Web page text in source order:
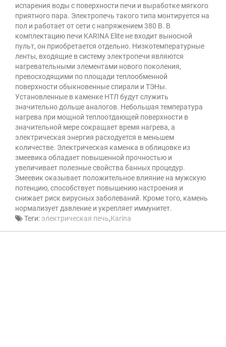
испарения воды с поверхности печи и выработке мягкого
приятного пара. Электропечь такого типа монтируется на
пол и работает от сети с напряжением 380 В. В
комплектацию печи KARINA Elite не входит выносной
пульт, он приобретается отдельно. Низкотемпературные
ленты, входящие в систему электропечи являются
нагревательными элементами нового поколения,
превосходящими по площади теплообменной
поверхности обыкновенные спирали и ТЭНы.
Установленные в каменке НТЛ будут служить
значительно дольше аналогов. Небольшая температура
нагрева при мощной теплоотдающей поверхности в
значительной мере сокращает время нагрева, а
электрическая энергия расходуется в меньшем
количестве. Электрическая каменка в облицовке из
змеевика обладает повышенной прочностью и
увеличивает полезные свойства банных процедур.
Змеевик оказывает положительное влияние на мужскую
потенцию, способствует повышению настроения и
снижает риск вирусных заболеваний. Кроме того, камень
нормализует давление и укрепляет иммунитет.
Теги: электрическая печь,Karina